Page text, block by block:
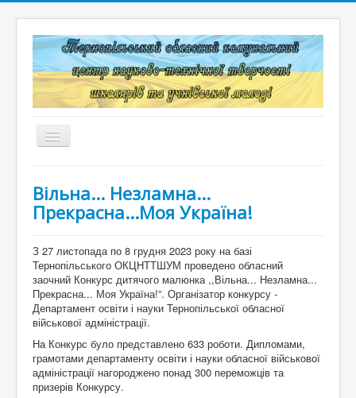
Перемикач
навігації
Структура
Конкурси та змагання
Корисні лінки
Дистанційне навчання
Контакти
Вільна... Незламна...
Прекрасна...Моя Україна!
З 27 листопада по 8 грудня 2023 року на базі
Тернопільського ОКЦНТТШУМ проведено обласний
заочний Конкурс дитячого малюнка ,,Вільна... Незламна...
Прекрасна... Моя Україна!”. Організатор конкурсу -
Департамент освіти і науки Тернопільської обласної
військової адміністрації.
На Конкурс було представлено 633 роботи. Дипломами,
грамотами департаменту освіти і науки обласної військової
адміністрації нагороджено понад 300 переможців та
призерів Конкурсу.